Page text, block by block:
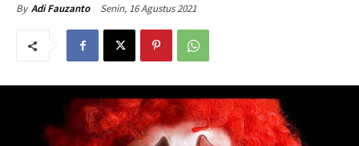
By Adi Fauzanto Senin, 16 Agustus 2021